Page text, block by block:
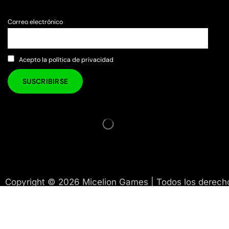
Correo electrónico
Acepto la política de privacidad
Copyright © 2026 Micelion Games | Todos los